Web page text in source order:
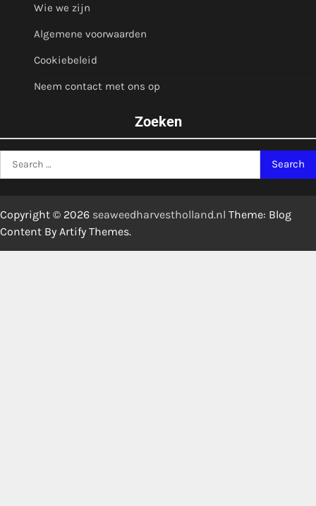
Wie we zijn
Algemene voorwaarden
Cookiebeleid
Neem contact met ons op
Zoeken
Search
for:
Copyright © 2026 seaweedharvestholland.nl Theme: Blog
Content By Artify Themes.